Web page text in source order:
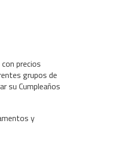
precios
grupos de
su Cumpleaños
y